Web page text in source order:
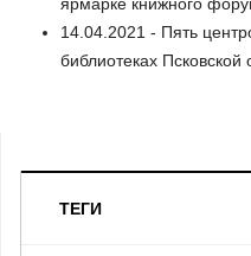
14.04.2021 - Пять
библиотеках Псковской
ТЕГИ